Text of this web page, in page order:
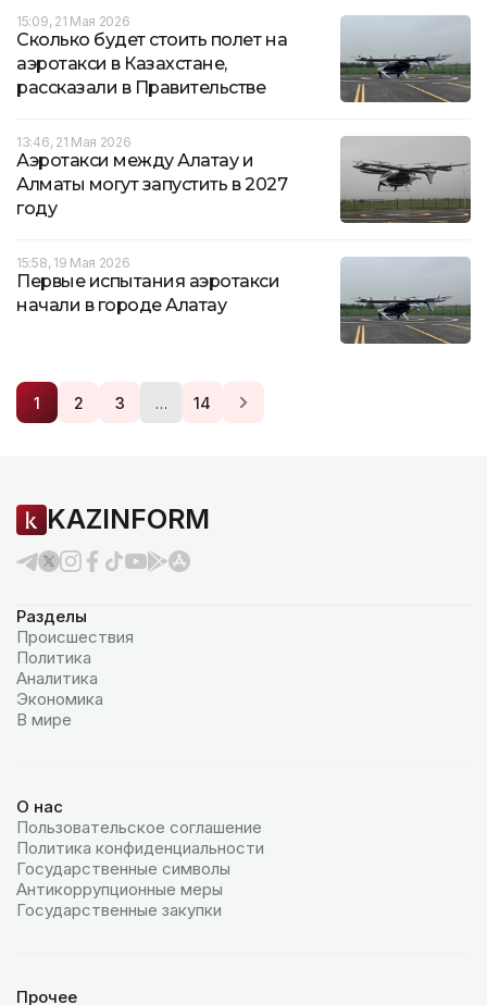
15:09, 21 Мая 2026
Сколько будет стоить полет на
аэротакси в Казахстане,
рассказали в Правительстве
13:46, 21 Мая 2026
Аэротакси между Алатау и
Алматы могут запустить в 2027
году
15:58, 19 Мая 2026
Первые испытания аэротакси
начали в городе Алатау
1 2 3 … 14
KAZINFORM
Разделы
Происшествия
Политика
Аналитика
Экономика
В мире
О нас
Пользовательское соглашение
Политика конфиденциальности
Государственные символы
Антикоррупционные меры
Государственные закупки
Прочее